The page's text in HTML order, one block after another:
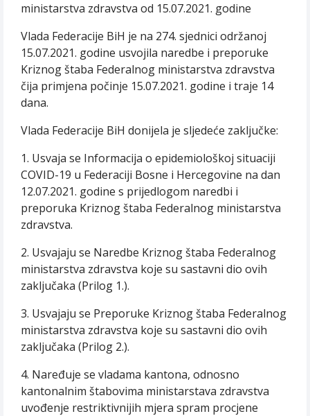
ministarstva zdravstva od 15.07.2021. godine
Vlada Federacije BiH je na 274. sjednici održanoj
15.07.2021. godine usvojila naredbe i preporuke
Kriznog štaba Federalnog ministarstva zdravstva
čija primjena počinje 15.07.2021. godine i traje 14
dana.
Vlada Federacije BiH donijela je sljedeće zaključke:
1. Usvaja se Informacija o epidemiološkoj situaciji
COVID-19 u Federaciji Bosne i Hercegovine na dan
12.07.2021. godine s prijedlogom naredbi i
preporuka Kriznog štaba Federalnog ministarstva
zdravstva.
2. Usvajaju se Naredbe Kriznog štaba Federalnog
ministarstva zdravstva koje su sastavni dio ovih
zaključaka (Prilog 1.).
3. Usvajaju se Preporuke Kriznog štaba Federalnog
ministarstva zdravstva koje su sastavni dio ovih
zaključaka (Prilog 2.).
4. Naređuje se vladama kantona, odnosno
kantonalnim štabovima ministarstava zdravstva
uvođenje restriktivnijih mjera spram procjene